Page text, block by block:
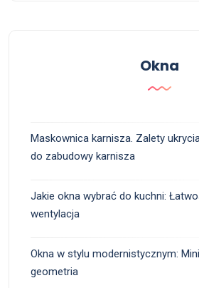
Okna
Maskownica karnisza. Zalety
do zabudowy karnisza
Jakie okna wybrać do kuchni:
wentylacja
Okna w stylu modernistycznym:
geometria